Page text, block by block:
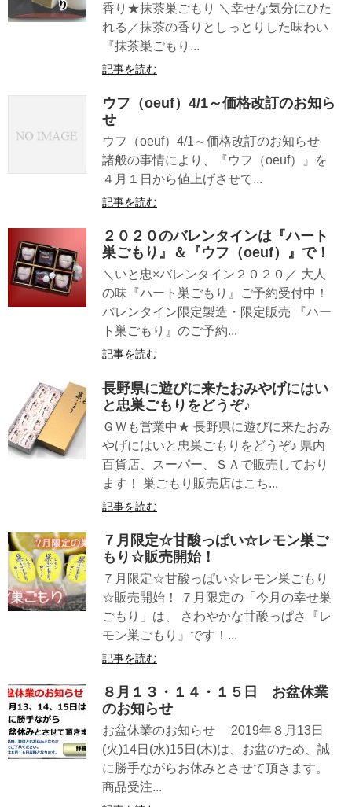
香り★抹茶巣ごもり ＼幸せな気分にひた
れる／抹茶の香りとしっとりした味わい
『抹茶巣ごもり...
記事を読む
ウフ（oeuf）4/1～価格改訂のお知ら
せ
ウフ（oeuf）4/1～価格改訂のお知らせ
諸般の事情により、『ウフ（oeuf）』を
４月１日から値上げさせて...
記事を読む
２０２０のバレンタインは『ハート
巣ごもり』＆『ウフ（oeuf）』で！
＼いと忠×バレンタイン２０２０／ 大人
の味『ハート巣ごもり』ご予約受付中！
バレンタイン限定製造・限定販売 『ハー
ト巣ごもり』のご予約...
記事を読む
長野県に遊びに来たおみやげにはい
と忠巣ごもりをどうぞ♪
ＧＷも営業中★ 長野県に遊びに来たおみ
やげにはいと忠巣ごもりをどうぞ♪ 県内
百貨店、スーパー、ＳＡで販売しており
ます！ 巣ごもり販売店はこち...
記事を読む
７月限定☆甘酸っぱい☆レモン巣ご
もり☆販売開始！
７月限定☆甘酸っぱい☆レモン巣ごもり
☆販売開始！ ７月限定の「今月の幸せ巣
ごもり」は、 さわやかな甘酸っぱさ『レ
モン巣ごもり』です！...
記事を読む
８月１３・１４・１５日 お盆休業
のお知らせ
お盆休業のお知らせ 2019年８月13日
(火)14日(水)15日(木)は、お盆のため、誠
に勝手ながらお休みとさせて頂きます。
商品受注...